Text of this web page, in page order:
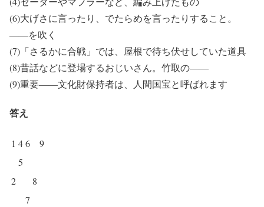
(6)大げさに言ったり、でたらめを言ったりすること。
――を吹く
(7)「さるかに合戦」では、屋根で待ち伏せしていた道具
(8)昔話などに登場するおじいさん。竹取の――
(9)重要――文化財保持者は、人間国宝と呼ばれます
答え
1 46
9
5
2
8
7